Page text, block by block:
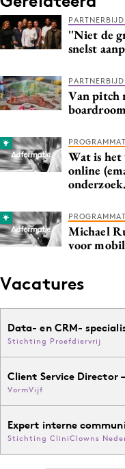
''Niet de
snelst
Van pitch
boardroom
Wat is
online
onderzoek.
Michael
voor
Vacatures
Data- en CRM-
Stichting Proefdiervrij
Client Service Director
VormVijf
Expert interne
Stichting CliniClowns